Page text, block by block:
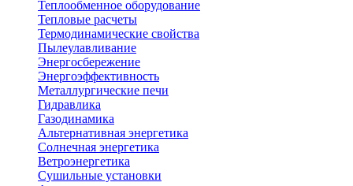
Теплообменное оборудование
Тепловые расчеты
Термодинамические свойства
Пылеулавливание
Энергосбережение
Энергоэффективность
Металлургические печи
Гидравлика
Газодинамика
Альтернативная энергетика
Солнечная энергетика
Ветроэнергетика
Сушильные установки